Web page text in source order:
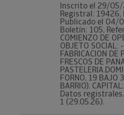
Inscrito el 29/05/
Registral: 19426,
Publicado el 04/
Boletín: 105,
COMIENZO DE
OBJETO SOCIAL:
FABRICACION DE
FRESCOS DE
FORNO, 19 BAJO
BARRIO).
Datos registrales.
1 (29.05.26).